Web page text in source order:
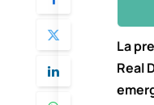
La
Real